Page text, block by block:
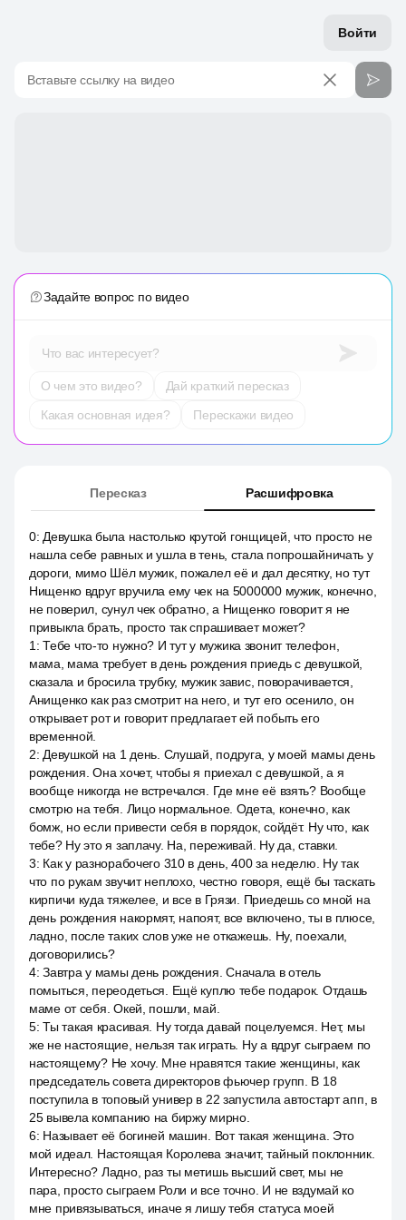
Войти
Вставьте ссылку на видео
Задайте вопрос по видео
Что вас интересует?
О чем это видео?
Дай краткий пересказ
Какая основная идея?
Перескажи видео
Пересказ Расшифровка
0: Девушка была настолько крутой гонщицей, что просто не
нашла себе равных и ушла в тень, стала попрошайничать у
дороги, мимо Шёл мужик, пожалел её и дал десятку, но тут
Нищенко вдруг вручила ему чек на 5000000 мужик, конечно,
не поверил, сунул чек обратно, а Нищенко говорит я не
привыкла брать, просто так спрашивает может?
1 :Тебе что-то нужно? И тут у мужика звонит телефон,
мама, мама требует в день рождения приедь с девушкой,
сказала и бросила трубку, мужик завис, поворачивается,
Анищенко как раз смотрит на него, и тут его осенило, он
открывает рот и говорит предлагает ей побыть его
временной.
2: Девушкой на 1 день. Слушай, подруга, у моей мамы день
рождения. Она хочет, чтобы я приехал с девушкой, а я
вообще никогда не встречался. Где мне её взять? Вообще
смотрю на тебя. Лицо нормальное. Одета, конечно, как
бомж, но если привести себя в порядок, сойдёт. Ну что, как
тебе? Ну это я заплачу. На, переживай. Ну да, ставки.
3: Как у разнорабочего 310 в день, 400 за неделю. Ну так
что по рукам звучит неплохо, честно говоря, ещё бы таскать
кирпичи куда тяжелее, и все в Грязи. Приедешь со мной на
день рождения накормят, напоят, все включено, ты в плюсе,
ладно, после таких слов уже не откажешь. Ну, поехали,
договорились?
4:Завтра у мамы день рождения. Сначала в отель
помыться, переодеться. Ещё куплю тебе подарок. Отдашь
маме от себя. Окей, пошли, май.
5:Ты такая красивая. Ну тогда давай поцелуемся. Нет, мы
же не настоящие, нельзя так играть. Ну а вдруг сыграем по
настоящему? Не хочу. Мне нравятся такие женщины, как
председатель совета директоров фьючер групп. В 18
поступила в топовый универ в 22 запустила автостарт апп, в
25 вывела компанию на биржу мирно.
6: Называет её богиней машин. Вот такая женщина. Это
мой идеал. Настоящая Королева значит, тайный поклонник.
Интересно? Ладно, раз ты метишь высший свет, мы не
пара, просто сыграем Роли и все точно. И не вздумай ко
мне привязываться, иначе я лишу тебя статуса моей